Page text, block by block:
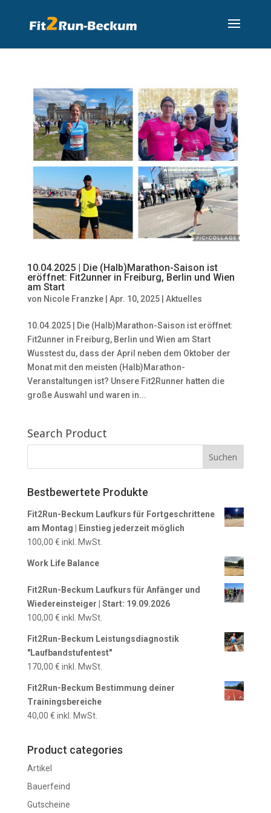
10.04.2025 | Die (Halb)Marathon-Saison ist
eröffnet: Fit2unner in Freiburg, Berlin und Wien
am Start
von Nicole Franzke| Apr. 10, 2025| Aktuelles
10.04.2025 | Die (Halb)Marathon-Saison ist eröffnet:
Fit2unner in Freiburg, Berlin und Wien am Start
Wusstest du, dass der April neben dem Oktober der
Monat mit den meisten (Halb)Marathon-
Veranstaltungen ist? Unsere Fit2Runner hatten die
große Auswahl und waren in...
Search Product
Bestbewertete Produkte
Fit2Run-Beckum Laufkurs für Fortgeschrittene
am Montag | Einstieg jederzeit möglich
100,00 € inkl. MwSt.
Work Life Balance
Fit2Run-Beckum Laufkurs für Anfänger und
Wiedereinsteiger | Start: 19.09.2026
100,00 € inkl. MwSt.
Fit2Run-Beckum Leistungsdiagnostik
"Laufbandstufentest"
170,00 € inkl. MwSt.
Fit2Run-Beckum Bestimmung deiner
Trainingsbereiche
40,00 € inkl. MwSt.
Product categories
Artikel
Bauerfeind
Gutscheine